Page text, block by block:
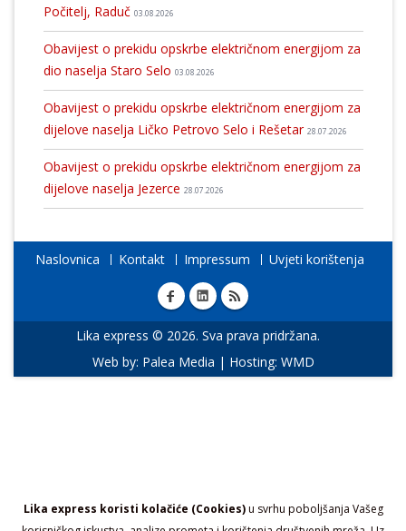
Lika express koristi kolačiće (Cookies)u svrhu poboljšanja Vašeg
Počitelj, Raduč 03.08.2026
Obavijest o prekidu opskrbe električnom energijom za
dio naselja Staro Selo 03.08.2026
Obavijest o prekidu opskrbe električnom energijom za
dijelove naselja Ličko Petrovo Selo i Rešetar 28.07.2026
Obavijest o prekidu opskrbe električnom energijom za
dijelove naselja Jezerce 28.07.2026
Naslovnica Kontakt Impressum Uvjeti korištenja
Lika express © 2026. Sva prava pridržana.
Web by: Palea Media | Hosting: WMD